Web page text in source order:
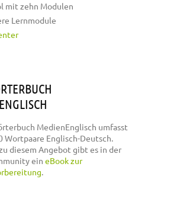
mit zehn Modulen
Lernmodule
MedienEnglisch umfasst
Wortpaare Englisch-Deutsch.
diesem Angebot gibt es in der
ein eBook zur
.